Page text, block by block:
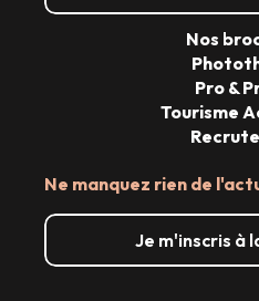
Ne manquez rien de
Je m'inscris à
Nos
Pro &
Tourisme